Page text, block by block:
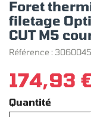
Foret
filetage
CUT M5
Référence : 3060045
174,93
Quantité